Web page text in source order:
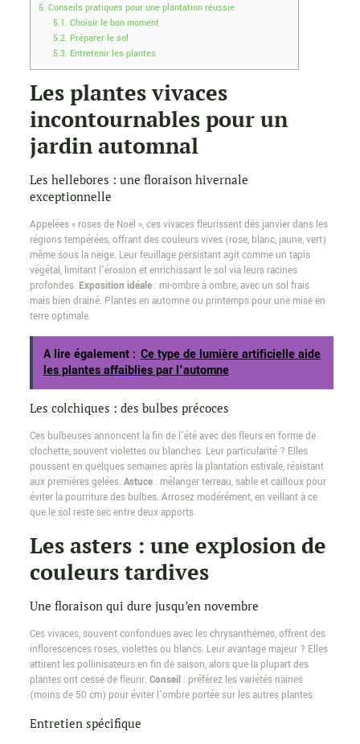
5. Conseils pratiques pour une plantation réussie
5.1. Choisir le bon moment
5.2. Préparer le sol
5.3. Entretenir les plantes
Les plantes vivaces
incontournables pour un
jardin automnal
Les hellebores : une floraison hivernale
exceptionnelle
Appelées « roses de Noël », ces vivaces fleurissent dès janvier dans les
régions tempérées, offrant des couleurs vives (rose, blanc, jaune, vert)
même sous la neige. Leur feuillage persistant agit comme un tapis
végétal, limitant l’érosion et enrichissant le sol via leurs racines
profondes. Exposition idéale: mi-ombre à ombre, avec un sol frais
mais bien drainé. Plantes en automne ou printemps pour une mise en
terre optimale.
A lire également : Ce type de lumière artificielle aide
les plantes affaiblies par l'automne
Les colchiques : des bulbes précoces
Ces bulbeuses annoncent la fin de l’été avec des fleurs en forme de
clochette, souvent violettes ou blanches. Leur particularité ? Elles
poussent en quelques semaines après la plantation estivale, résistant
aux premières gelées. Astuce: mélanger terreau, sable et cailloux pour
éviter la pourriture des bulbes. Arrosez modérément, en veillant à ce
que le sol reste sec entre deux apports.
Les asters : une explosion de
couleurs tardives
Une floraison qui dure jusqu’en novembre
Ces vivaces, souvent confondues avec les chrysanthèmes, offrent des
inflorescences roses, violettes ou blancs. Leur avantage majeur ? Elles
attirent les pollinisateurs en fin de saison, alors que la plupart des
plantes ont cessé de fleurir. Conseil: préférez les variétés naines
(moins de 50 cm) pour éviter l’ombre portée sur les autres plantes.
Entretien spécifique